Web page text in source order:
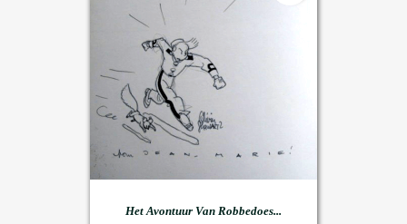
Het Avontuur Van Robbedoes...